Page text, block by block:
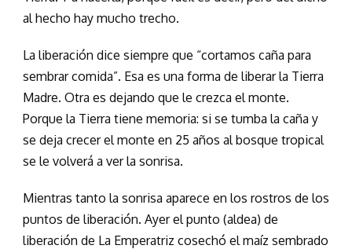
al hecho hay mucho trecho.
La liberación dice siempre que “cortamos caña para
sembrar comida”. Esa es una forma de liberar la Tierra
Madre. Otra es dejando que le crezca el monte.
Porque la Tierra tiene memoria: si se tumba la caña y
se deja crecer el monte en 25 años al bosque tropical
se le volverá a ver la sonrisa.
Mientras tanto la sonrisa aparece en los rostros de los
puntos de liberación. Ayer el punto (aldea) de
liberación de La Emperatriz cosechó el maíz sembrado